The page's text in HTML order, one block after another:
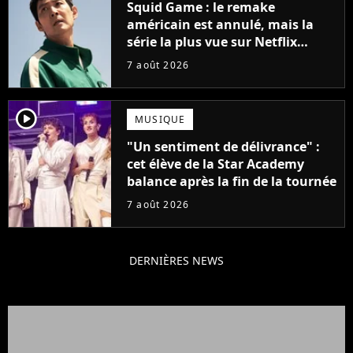
Squid Game : le remake
américain est annulé, mais la
série la plus vue sur Netflix
pourrait avoir une version
7 août 2026
player2 MUSIQUE
"Un sentiment de délivrance" :
cet élève de la Star Academy
balance après la fin de la tournée
7 août 2026
DERNIÈRES NEWS